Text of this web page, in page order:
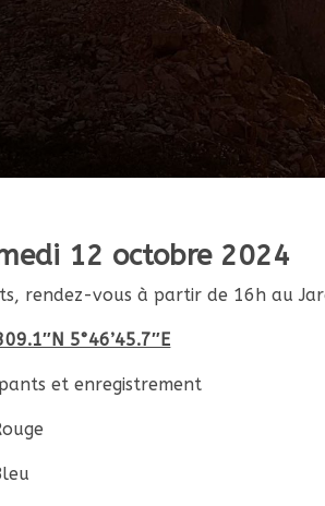
12 octobre 2024
rendez-vous à partir de 16h au
5°46’45.7″E
et enregistrement